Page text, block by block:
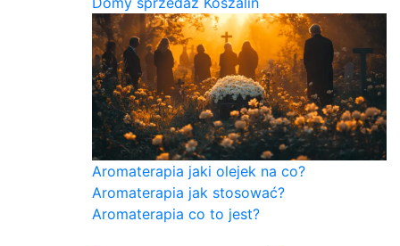
Aromaterapia jaki olejek na co?
Aromaterapia jak stosować?
Aromaterapia co to jest?